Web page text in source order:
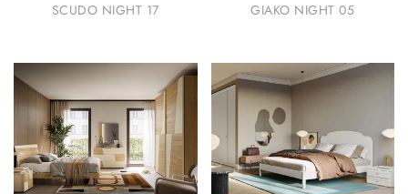
SCUDO NIGHT 17 GIAKO NIGHT 05